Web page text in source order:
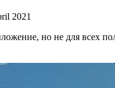
2021
но не для всех